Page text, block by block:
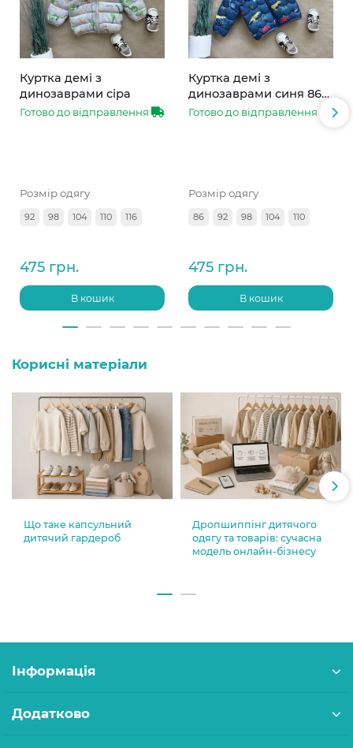
Куртка демі з
динозаврами сіра
Готово до відправлення
Розмір одягу
92 98 104 110 116
475 грн.
В кошик
Куртка демі з
динозаврами синя 86-
110
Готово до відправлення
Розмір одягу
86 92 98 104 110
475 грн.
В кошик
Корисні матеріали
Що таке капсульний
дитячий гардероб
Дропшиппінг дитячого
одягу та товарів: сучасна
модель онлайн-бізнесу
Інформація
Додатково